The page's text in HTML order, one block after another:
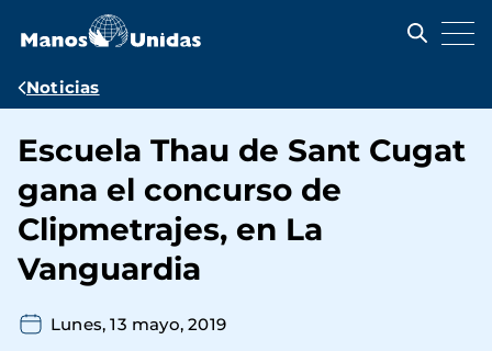
contenido
Ruta
navegación
Noticias
Escuela Thau de Sant Cugat
gana el concurso de
Clipmetrajes, en La
Vanguardia
Lunes, 13 mayo, 2019